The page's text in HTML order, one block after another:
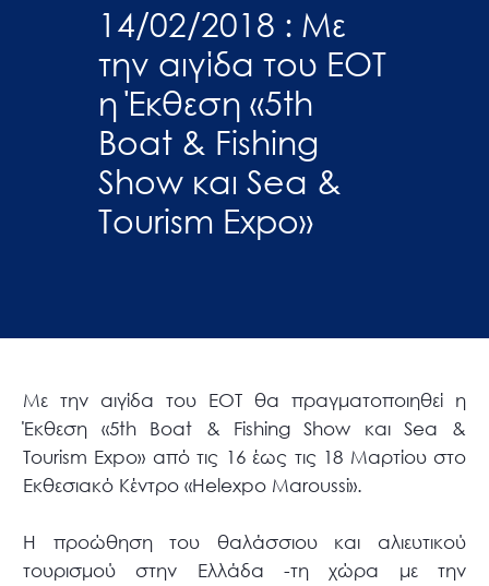
14/02/2018 : Με
την αιγίδα του ΕΟΤ
η Έκθεση «5th
Boat & Fishing
Show και Sea &
Tourism Expo»
Με την αιγίδα του ΕΟΤ θα πραγματοποιηθεί η
Έκθεση «5th Boat & Fishing Show και Sea &
Tourism Expo» από τις 16 έως τις 18 Μαρτίου στο
Εκθεσιακό Κέντρο «Helexpo Maroussi».
Η προώθηση του θαλάσσιου και αλιευτικού
τουρισμού στην Ελλάδα -τη χώρα με την